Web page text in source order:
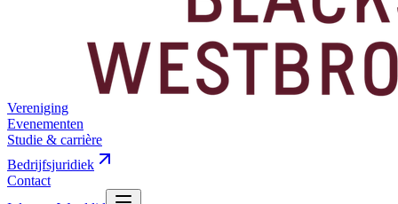
Vereniging
Evenementen
Studie & carrière
Bedrijfsjuridiek
Contact